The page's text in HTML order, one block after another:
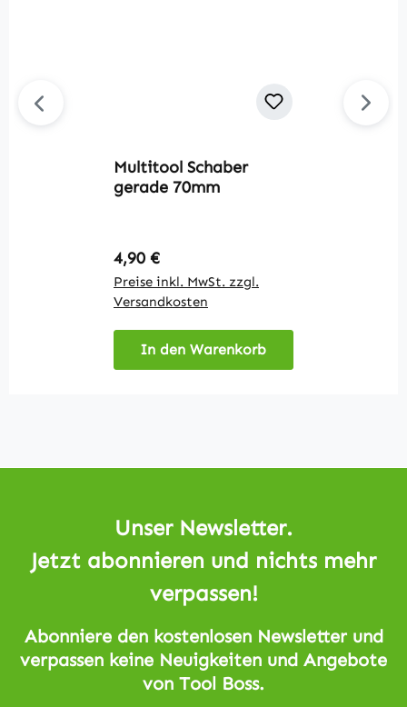
Multitool Schaber
gerade 70mm
Regulärer Preis:
4,90 €
Preise inkl. MwSt. zzgl.
Versandkosten
In den Warenkorb
Unser Newsletter.
Jetzt abonnieren und nichts mehr
verpassen!
Abonniere den kostenlosen Newsletter und
verpassen keine Neuigkeiten und Angebote
von Tool Boss.